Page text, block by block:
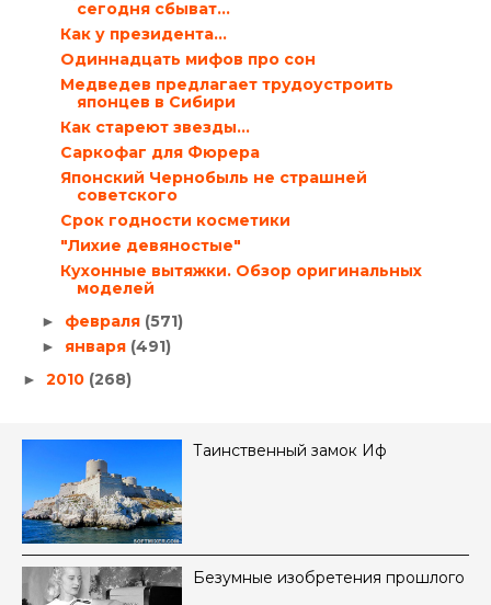
сегодня сбыват...
Как у президента…
Одиннадцать мифов про сон
Медведев предлагает трудоустроить
японцев в Сибири
Как стареют звезды…
Саркофаг для Фюрера
Японский Чернобыль не страшней
советского
Срок годности косметики
"Лихие девяностые"
Кухонные вытяжки. Обзор оригинальных
моделей
► февраля (571)
► января (491)
► 2010 (268)
Таинственный замок Иф
Безумные изобретения прошлого